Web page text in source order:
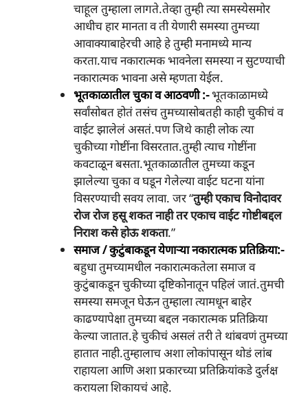
चाहूल तुम्हाला लागते.तेव्हा तुम्ही त्या समस्येसमोर
आधीच हार मानता व ती येणारी समस्या तुमच्या
आवाक्याबाहेरची आहे हे तुम्ही मनामध्ये मान्य
करता.याच नकारात्मक भावनेला समस्या न सुटण्याची
नकारात्मक भावना असे म्हणता येईल.
भूतकाळातील चुका व आठवणी :-भूतकाळामध्ये
सर्वांसोबत होतं तसंच तुमच्यासोबतही काही चुकीचं व
वाईट झालेलं असतं.पण जिथे काही लोक त्या
चुकीच्या गोष्टींना विसरतात.तुम्ही त्याच गोष्टींना
कवटाळून बसता.भूतकाळातील तुमच्या कडून
झालेल्या चुका व घडून गेलेल्या वाईट घटना यांना
विसरण्याची सवय लावा. जर “तुम्ही एकाच विनोदावर
रोज रोज हसू शकतनाहीतर एकाच वाईट गोष्टीबद्दल
निराश कसे होऊ शकता.”
समाज / कुटुंबाकडून येणाऱ्या नकारात्मक प्रतिक्रिया:-
बहुधा तुमच्यामधील नकारात्मकतेला समाज व
कुटुंबाकडून चुकीच्या दृष्टिकोनातून पहिलं जातं.तुमची
समस्या समजून घेऊन तुम्हाला त्यामधून बाहेर
काढण्यापेक्षा तुमच्या बद्दल नकारात्मक प्रतिक्रिया
केल्या जातात.हे चुकीचं असलं तरी ते थांबवणं तुमच्या
हातात नाही.तुम्हालाच अशा लोकांपासून थोडं लांब
राहायला आणि अशा प्रकारच्या प्रतिक्रियांकडे दुर्लक्ष
करायला शिकायचं आहे.